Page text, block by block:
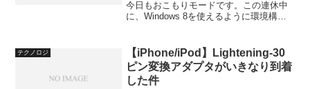
今日もおこもりモードです。この連休中
に、Windows 8を使えるように環境構築
ます。そのひとつが、iPhone 5の写真を
取り込め...
テクノロジ
【iPhone/iPod】Lightening-30
ピン変換アダプタがいきなり到着
した件